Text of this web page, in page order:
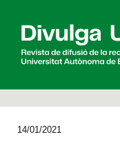
14/01/2021